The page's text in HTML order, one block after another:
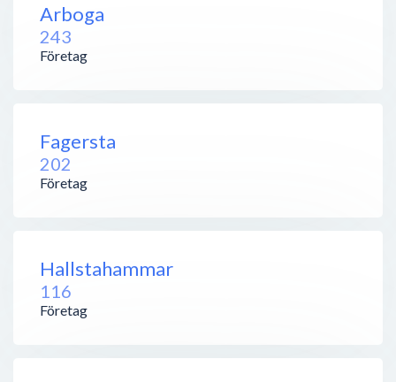
Arboga
243
Företag
Fagersta
202
Företag
Hallstahammar
116
Företag